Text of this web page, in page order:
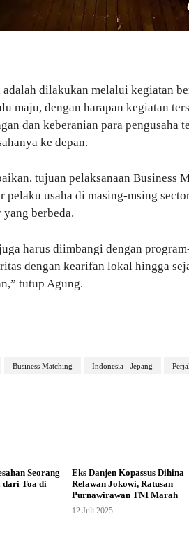
dilakukan melalui kegiatan
maju, dengan harapan kegiatan
dan keberanian para pengusaha
ke depan.
tujuan pelaksanaan Business
pelaku usaha di masing-msing
berbeda.
harus diimbangi dengan
dengan kearifan lokal hingga
tutup Agung.
Business Matching Indonesia - Jepang
Seorang
dari Toa di
Eks Danjen Kopassus Dihina
Relawan Jokowi, Ratusan
Purnawirawan TNI Marah
12 Juli 2025